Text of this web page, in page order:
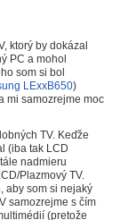
ktorý by dokázal
PC a mohol
som si bol
LExxB650)
mi samozrejme moc
TV. Keďže
(iba tak LCD
nadmieru
Plazmový TV.
aby som si nejaký
samozrejme s čím
(pretože